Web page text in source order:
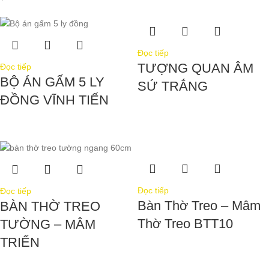
Đọc tiếp
BỘ ÁN GẤM 5 LY
ĐỒNG VĨNH TIẾN
Đọc tiếp
TƯỢNG QUAN ÂM
SỨ TRẮNG
Đọc tiếp
BÀN THỜ TREO
TƯỜNG – MÂM
TRIỂN
Đọc tiếp
Bàn Thờ Treo – Mâm
Thờ Treo BTT10